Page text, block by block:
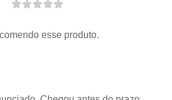
esse produto.